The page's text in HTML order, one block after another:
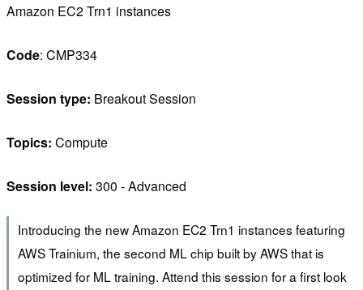
Amazon EC2 Trn1 instances
Code: CMP334
Session type: Breakout Session
Topics: Compute
Session level: 300 - Advanced
Introducing the new Amazon EC2 Trn1 instances featuring
AWS Trainium, the second ML chip built by AWS that is
optimized for ML training. Attend this session for a first look